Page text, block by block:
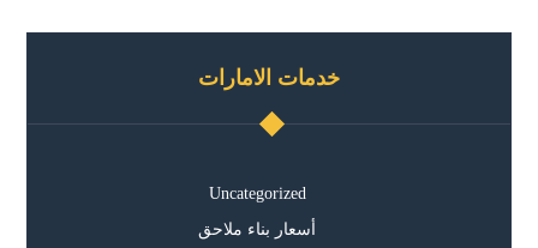
خدمات الامارات
Uncategorized
أسعار بناء ملاحق